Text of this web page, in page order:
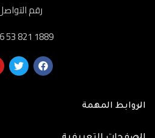
رقم
53 821 1889
الروابط المهمة